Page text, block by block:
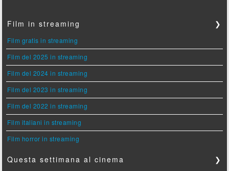
Film in streaming ❯
Film gratis in streaming
Film del 2025 in streaming
Film del 2024 in streaming
Film del 2023 in streaming
Film del 2022 in streaming
Film italiani in streaming
Film horror in streaming
Questa settimana al cinema ❯